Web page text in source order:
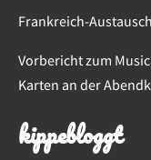
Frankreich-
Vorbericht zum
Karten an der
kippebloggt